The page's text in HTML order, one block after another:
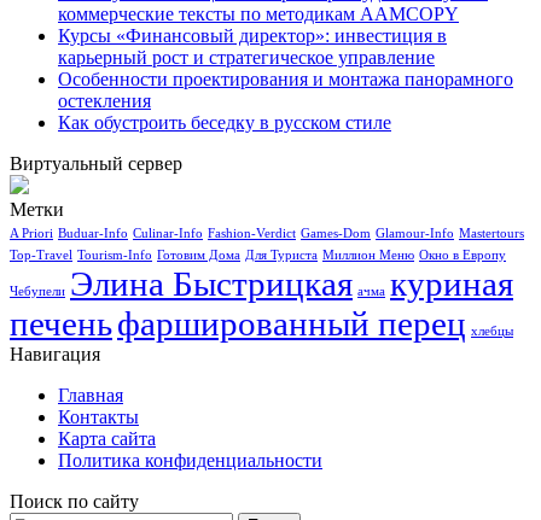
коммерческие тексты по методикам AAMCOPY
Курсы «Финансовый директор»: инвестиция в
карьерный рост и стратегическое управление
Особенности проектирования и монтажа панорамного
остекления
Как обустроить беседку в русском стиле
Виртуальный сервер
Метки
A Priori Buduar-Info Culinar-Info Fashion-Verdict Games-Dom Glamour-Info Mastertours
Top-Travel Tourism-Info Готовим Дома Для Туриста Миллион Меню Окно в Европу
Чебупели Элина Быстрицкая ачма куриная
печеньфаршированный перец хлебцы
Навигация
Главная
Контакты
Карта сайта
Политика конфиденциальности
Поиск по сайту